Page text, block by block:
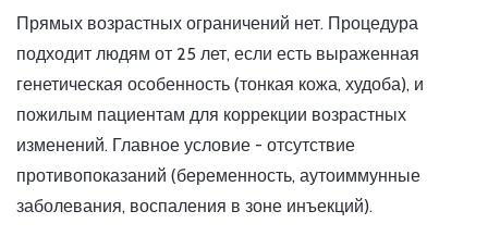
Прямых возрастных ограничений нет. Процедура
подходит людям от 25 лет, если есть выраженная
генетическая особенность (тонкая кожа, худоба), и
пожилым пациентам для коррекции возрастных
изменений. Главное условие - отсутствие
противопоказаний (беременность, аутоиммунные
заболевания, воспаления в зоне инъекций).